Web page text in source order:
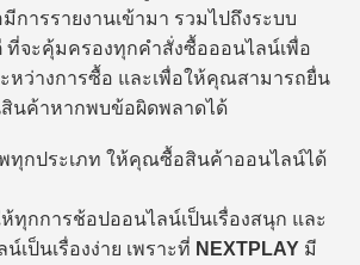
การรายงานเข้ามา รวมไปถึงระบบ
ที่จะคุ้มครองทุกคำสั่งซื้อออนไลน์เพื่อ
หว่างการซื้อ และเพื่อให้คุณสามารถยื่น
นค้าหากพบข้อผิดพลาดได้
กประเภท ให้คุณซื้อสินค้าออนไลน์ได้
ทุกการช้อปออนไลน์เป็นเรื่องสนุก และ
เป็นเรื่องง่าย เพราะที่ NEXTPLAY มี